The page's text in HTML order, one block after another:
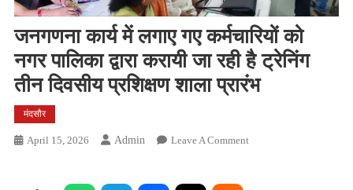
जनगणना कार्य में लगाए गए कर्मचारियों को
नगर पालिका द्वारा करायी जा रही है ट्रेनिंग
तीन दिवसीय प्रशिक्षण शाला प्रारंभ
मंदसौर
April 15, 2026 Admin Leave A CommentOn